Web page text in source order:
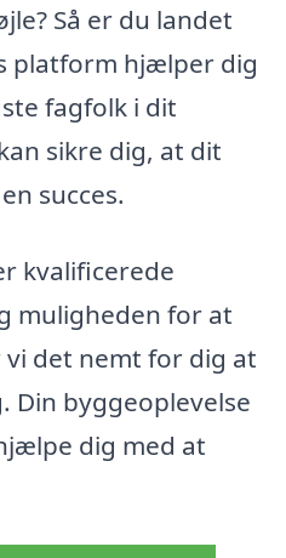
Så er du landet
platform hjælper dig
fagfolk i dit
sikre dig, at dit
succes.
kvalificerede
muligheden for at
det nemt for dig at
byggeoplevelse
dig med at